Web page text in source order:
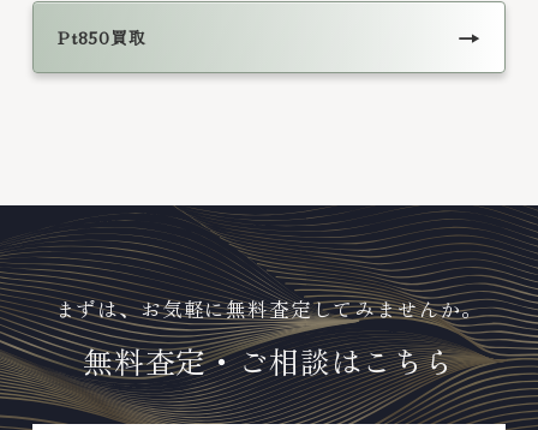
Pt850買取 →
まずは、お気軽に無料査定してみませんか。
無料査定・ご相談はこちら